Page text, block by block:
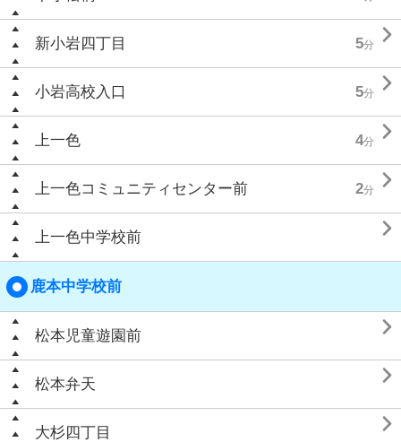
新小岩四丁目 5分 
小岩高校入口 5分 
上一色 4分 
上一色コミュニティセンター前 2分 
上一色中学校前 
鹿本中学校前
松本児童遊園前 
松本弁天 
大杉四丁目 